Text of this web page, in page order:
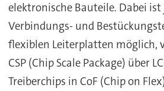
elektronische Bauteile. Dabei ist
Verbindungs- und
flexiblen Leiterplatten möglich,
CSP (Chip Scale Package) über
Treiberchips in CoF (Chip on